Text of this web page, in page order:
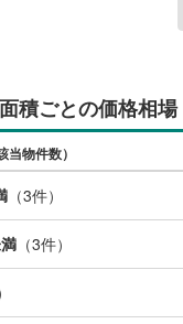
積ごとの価格相場
当物件数）
（3件）
（3件）
秩父郡東